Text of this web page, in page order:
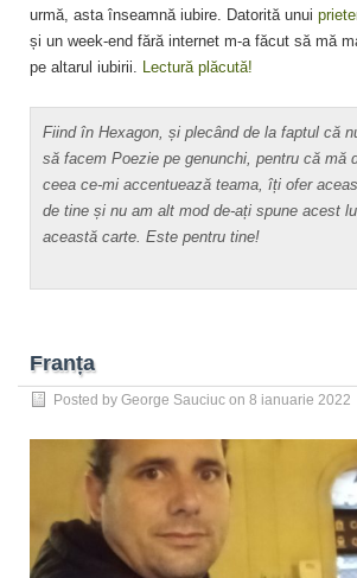
urmă, asta înseamnă iubire. Datorită unui
și un week-end fără internet m-a făcut să mă
pe altarul iubirii. Lectură plăcută!
Fiind în Hexagon, și plecând de la faptul că
să facem Poezie pe genunchi, pentru că mă
ceea ce-mi accentuează teama, îți ofer
de tine și nu am alt mod de-ați spune acest
această carte. Este pentru tine!
Franța
Posted by George Sauciuc on 8 ianuarie 2022